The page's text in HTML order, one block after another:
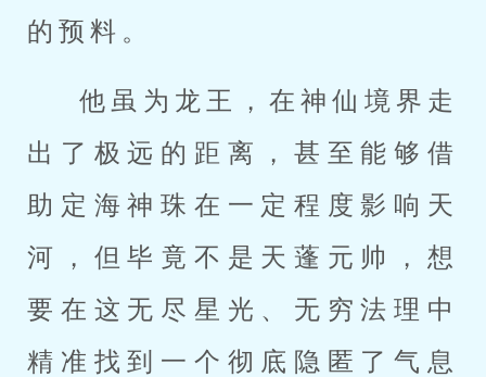
的预料。
他虽为龙王，在神仙境界走
出了极远的距离，甚至能够借
助定海神珠在一定程度影响天
河，但毕竟不是天蓬元帅，想
要在这无尽星光、无穷法理中
精准找到一个彻底隐匿了气息